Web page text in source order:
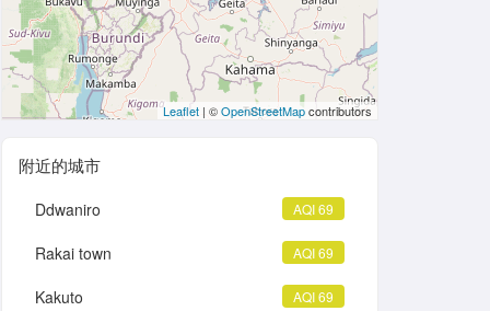
Leaflet | ©OpenStreetMapcontributors
附近的城市
Ddwaniro AQI 69
Rakai town AQI 69
Kakuto AQI 69